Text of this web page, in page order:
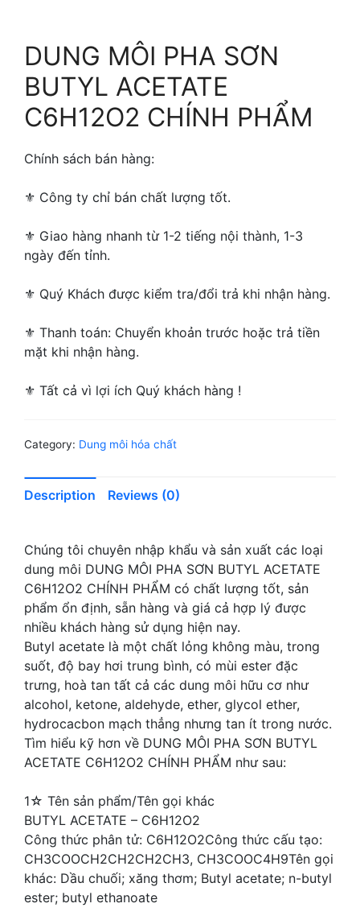
DUNG MÔI PHA SƠN
BUTYL ACETATE
C6H12O2 CHÍNH PHẨM
Chính sách bán hàng:
⚜ ️Công ty chỉ bán chất lượng tốt.
⚜ Giao hàng nhanh từ 1-2 tiếng nội thành, 1-3
ngày đến tỉnh.
⚜ Quý Khách được kiểm tra/đổi trả khi nhận hàng.
⚜ Thanh toán: Chuyển khoản trước hoặc trả tiền
mặt khi nhận hàng.
⚜ Tất cả vì lợi ích Quý khách hàng !
Category: Dung môi hóa chất
Description Reviews (0)
Chúng tôi chuyên nhập khẩu và sản xuất các loại
dung môi DUNG MÔI PHA SƠN BUTYL ACETATE
C6H12O2 CHÍNH PHẨM có chất lượng tốt, sản
phẩm ổn định, sẵn hàng và giá cả hợp lý được
nhiều khách hàng sử dụng hiện nay.
Butyl acetate là một chất lỏng không màu, trong
suốt, độ bay hơi trung bình, có mùi ester đặc
trưng, hoà tan tất cả các dung môi hữu cơ như
alcohol, ketone, aldehyde, ether, glycol ether,
hydrocacbon mạch thẳng nhưng tan ít trong nước.
Tìm hiểu kỹ hơn về DUNG MÔI PHA SƠN BUTYL
ACETATE C6H12O2 CHÍNH PHẨM như sau:
1☆ Tên sản phẩm/Tên gọi khác
BUTYL ACETATE – C6H12O2
Công thức phân tử: C6H12O2Công thức cấu tạo:
CH3COOCH2CH2CH2CH3, CH3COOC4H9Tên gọi
khác: Dầu chuối; xăng thơm; Butyl acetate; n-butyl
ester; butyl ethanoate